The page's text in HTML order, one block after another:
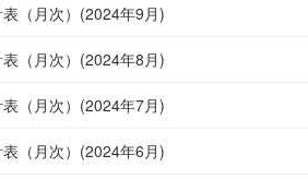
（月次）(2024年9月)
（月次）(2024年8月)
（月次）(2024年7月)
（月次）(2024年6月)